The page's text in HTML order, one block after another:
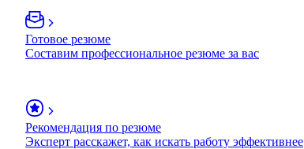
Готовое резюме
Составим профессиональное резюме за вас
Рекомендация по резюме
Эксперт расскажет, как искать работу эффективнее